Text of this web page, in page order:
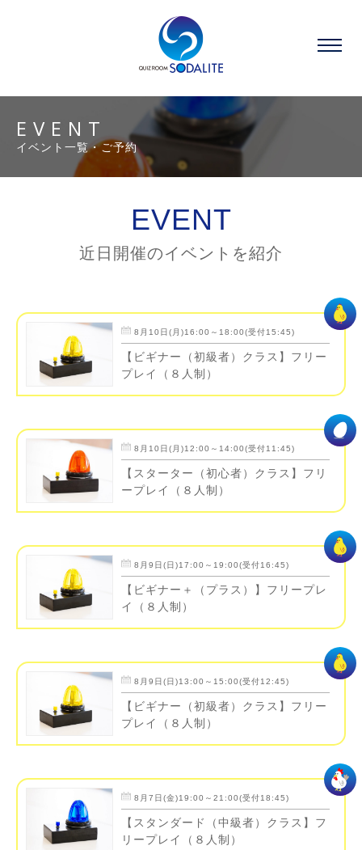
EVENT
イベント一覧・ご予約
EVENT
近日開催のイベントを紹介
8月10日(月)16:00～18:00(受付15:45)
【ビギナー（初級者）クラス】フリー
プレイ（８人制）
8月10日(月)12:00～14:00(受付11:45)
【スターター（初心者）クラス】フリ
ープレイ（８人制）
8月9日(日)17:00～19:00(受付16:45)
【ビギナー＋（プラス）】フリープレ
イ（８人制）
8月9日(日)13:00～15:00(受付12:45)
【ビギナー（初級者）クラス】フリー
プレイ（８人制）
8月7日(金)19:00～21:00(受付18:45)
【スタンダード（中級者）クラス】フ
リープレイ（８人制）